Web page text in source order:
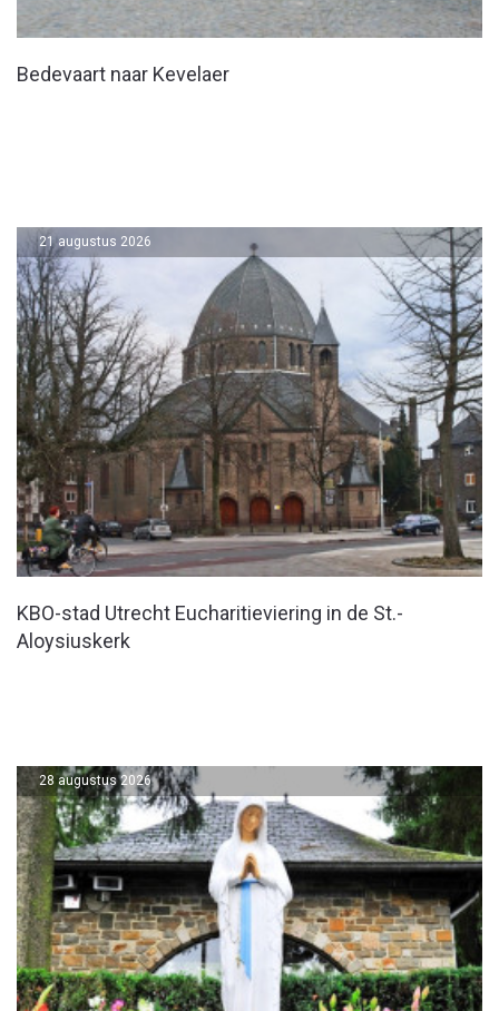
Bedevaart naar Kevelaer
KBO-stad Utrecht Eucharitieviering in de St.-
Aloysiuskerk
21 augustus 2026
28 augustus 2026